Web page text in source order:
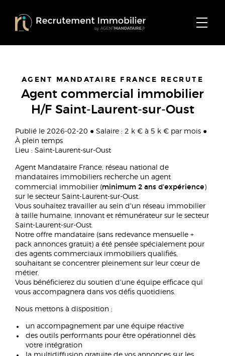
AGENT MANDATAIRE FRANCE RECRUTE
Agent commercial immobilier
H/F Saint-Laurent-sur-Oust
Publié le 2026-02-20 ● Salaire : 2 k € à 5 k € par mois ●
À plein temps
Lieu : Saint-Laurent-sur-Oust
Agent Mandataire France, réseau national de
mandataires immobiliers recherche un agent
commercial immobilier (minimum 2 ans d'expérience )
sur le secteur Saint-Laurent-sur-Oust.
Vous souhaitez travailler au sein d'un réseau immobilier
à taille humaine, innovant et rémunérateur sur le secteur
Saint-Laurent-sur-Oust.
Notre offre mandataire (sans redevance mensuelle +
pack annonces gratuit) a été pensée spécialement pour
des agents commerciaux immobiliers qualifiés,
souhaitant se concentrer pleinement sur leur cœur de
métier.
Vous bénéficierez du soutien d'une équipe efficace qui
vous accompagnera dans vos défis quotidiens.
Nous mettons à disposition :
un accompagnement par une équipe réactive
des outils performants pour être opérationnel dès
votre intégration